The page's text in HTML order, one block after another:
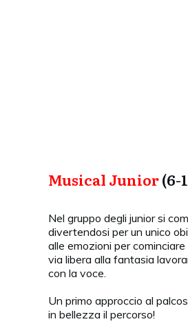
Musical Junior(6-
Nel gruppo degli junior si
divertendosi per un unico
alle emozioni per
via libera alla fantasia
con la voce.
Un primo approccio al
in bellezza il percorso!